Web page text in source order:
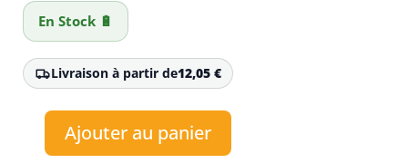
En Stock 🔋
Livraison à partir de12,05 €
quantitéAjouter au panier